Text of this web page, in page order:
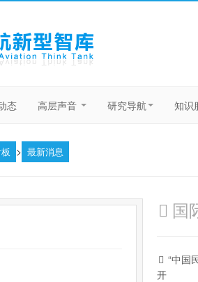
态 高层声音 研究导航 知识
> 最新消息
国
“中国
开